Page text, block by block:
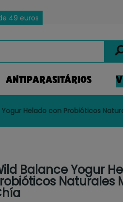
49 euros
ANTIPARASITÁRIOS
Helado con Probióticos
Balance Yogur
Naturales